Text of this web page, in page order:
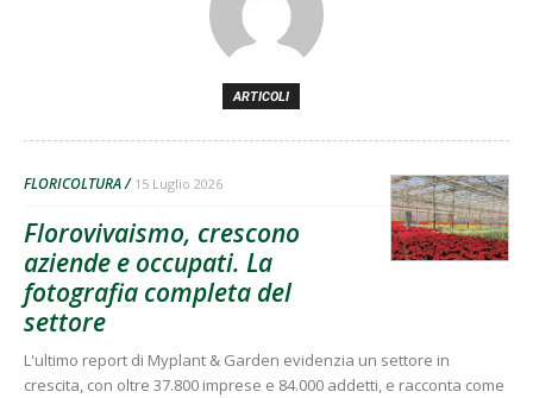
ARTICOLI
FLORICOLTURA 15 Luglio 2026
Florovivaismo, crescono
aziende e occupati. La
fotografia completa del
settore
L'ultimo report di Myplant & Garden evidenzia un settore in
crescita, con oltre 37.800 imprese e 84.000 addetti, e racconta come